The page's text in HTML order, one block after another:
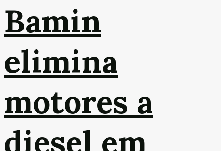
Bamin
elimina
motores a
diesel em